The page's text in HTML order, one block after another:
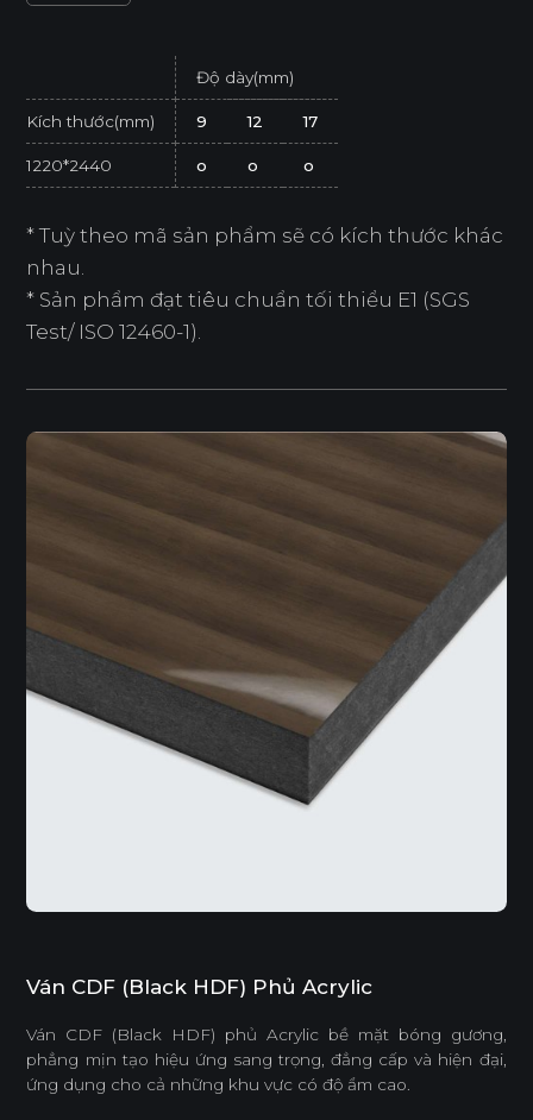
Độ dày(mm)
Kích thước(mm) 9 12 17
1220*2440 o o o
* Tuỳ theo mã sản phẩm sẽ có kích thước khác
nhau.
* Sản phẩm đạt tiêu chuẩn tối thiểu E1 (SGS
Test/ ISO 12460-1).
Ván CDF (Black HDF) Phủ Acrylic
Ván CDF (Black HDF) phủ Acrylic bề mặt bóng gương,
phẳng mịn tạo hiệu ứng sang trọng, đẳng cấp và hiện đại,
ứng dụng cho cả những khu vực có độ ẩm cao.